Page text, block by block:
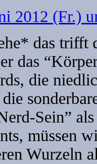
2012 (Fr.)
das trifft
das
die
Sein”
müssen
Wurzeln